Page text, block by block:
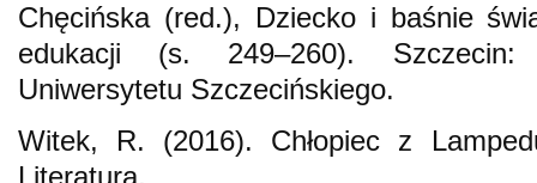
Chęcińska (red.), Dziecko i baśnie
edukacji (s. 249–260). Szczecin:
Uniwersytetu Szczecińskiego.
Witek, R. (2016). Chłopiec z
Literatura.